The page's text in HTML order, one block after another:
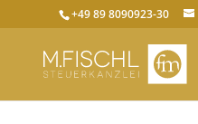
+49 89 8090923-30